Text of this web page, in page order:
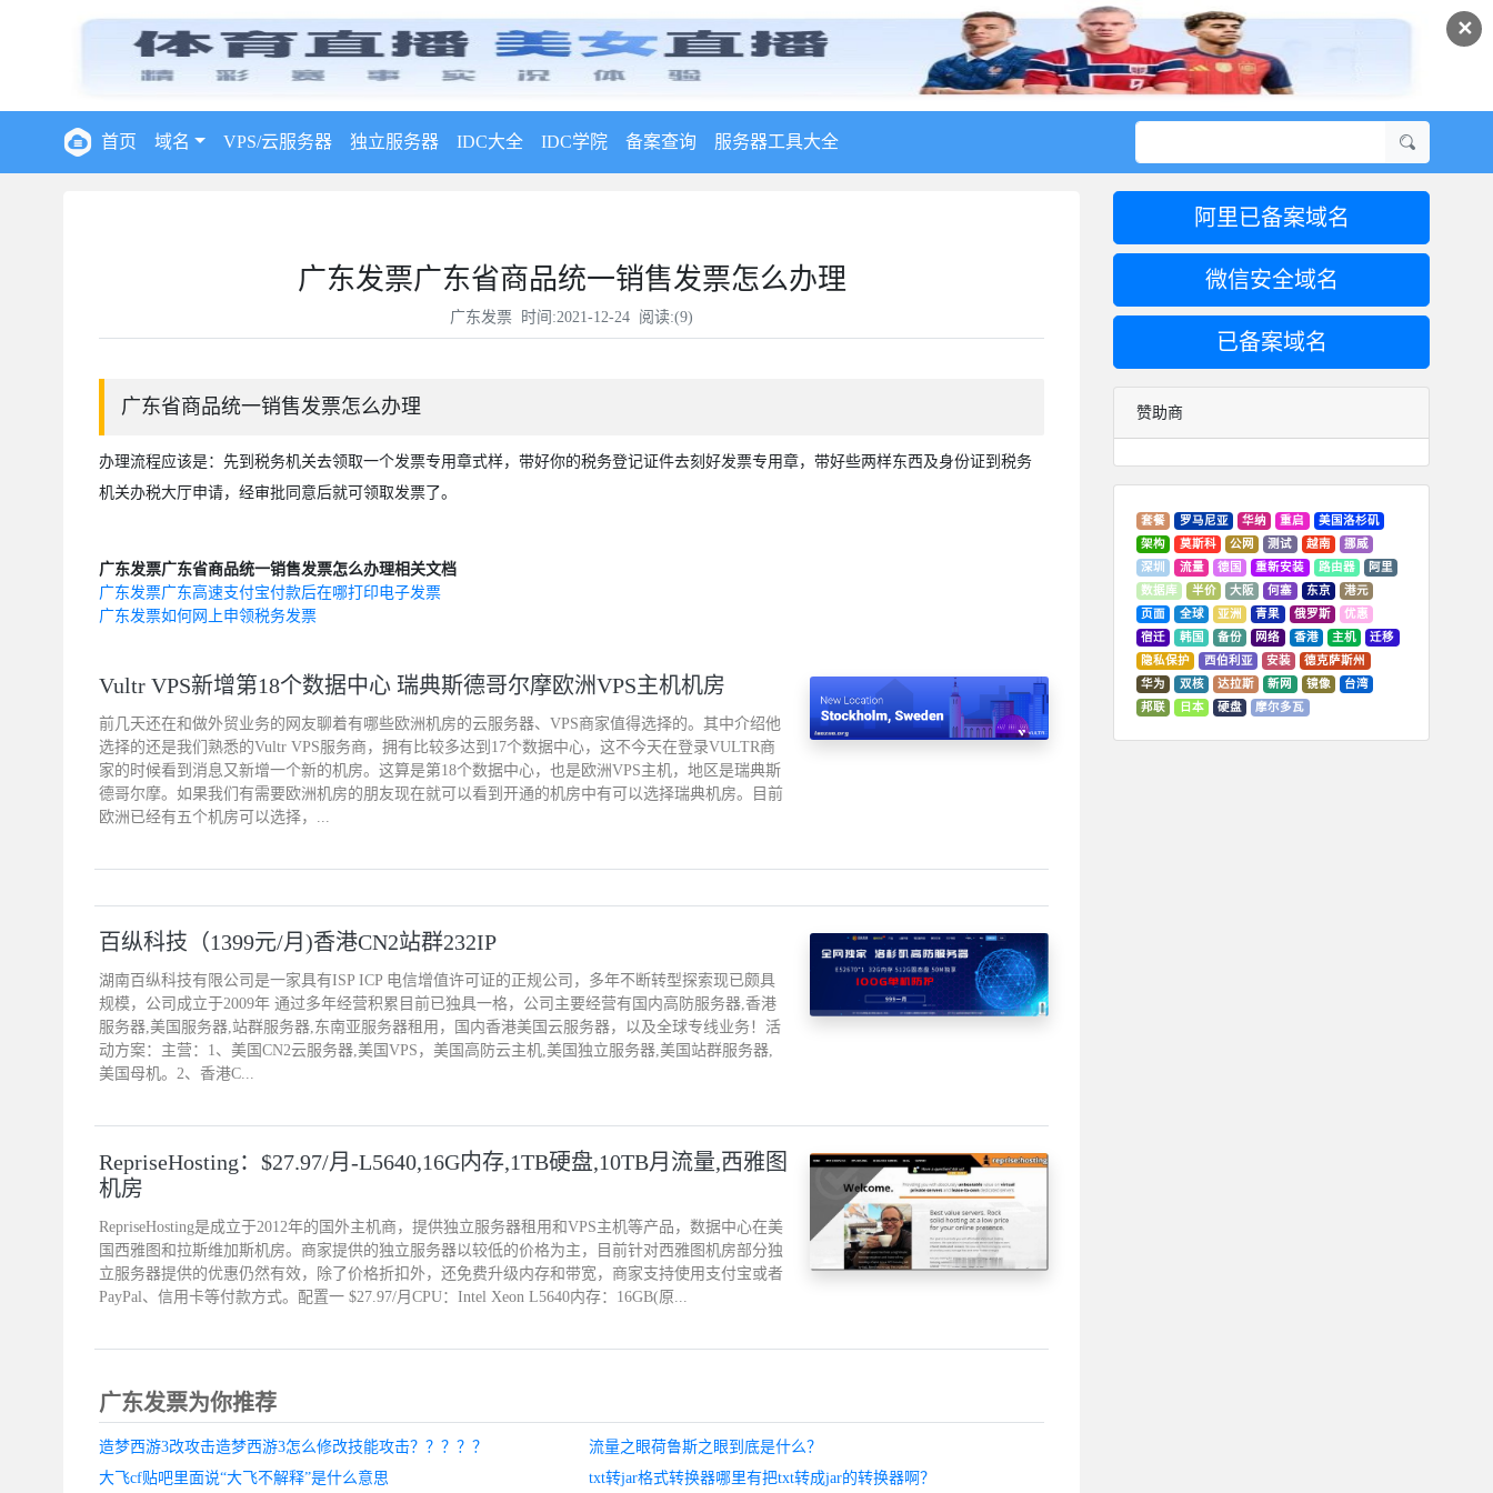
✕
首页 域名 VPS/云服务器 独立服务器 IDC大全 IDC学院 备案查询 服务器工具大全
广东发票广东省商品统一销售发票怎么办理
广东发票 时间:2021-12-24 阅读:(9)
广东省商品统一销售发票怎么办理
办理流程应该是：先到税务机关去领取一个发票专用章式样，带好你的税务登记证件去刻好发票专用章，带好些两样东西及身份证到税务
机关办税大厅申请，经审批同意后就可领取发票了。
广东发票广东省商品统一销售发票怎么办理相关文档
广东发票广东高速支付宝付款后在哪打印电子发票
广东发票如何网上申领税务发票
Vultr VPS新增第18个数据中心 瑞典斯德哥尔摩欧洲VPS主机机房
前几天还在和做外贸业务的网友聊着有哪些欧洲机房的云服务器、VPS商家值得选择的。其中介绍他
选择的还是我们熟悉的Vultr VPS服务商，拥有比较多达到17个数据中心，这不今天在登录VULTR商
家的时候看到消息又新增一个新的机房。这算是第18个数据中心，也是欧洲VPS主机，地区是瑞典斯
德哥尔摩。如果我们有需要欧洲机房的朋友现在就可以看到开通的机房中有可以选择瑞典机房。目前
欧洲已经有五个机房可以选择，...
百纵科技（1399元/月)香港CN2站群232IP
湖南百纵科技有限公司是一家具有ISP ICP 电信增值许可证的正规公司，多年不断转型探索现已颇具
规模，公司成立于2009年 通过多年经营积累目前已独具一格，公司主要经营有国内高防服务器,香港
服务器,美国服务器,站群服务器,东南亚服务器租用，国内香港美国云服务器，以及全球专线业务！活
动方案：主营：1、美国CN2云服务器,美国VPS，美国高防云主机,美国独立服务器,美国站群服务器,
美国母机。2、香港C...
RepriseHosting：$27.97/月-L5640,16G内存,1TB硬盘,10TB月流量,西雅图
机房
RepriseHosting是成立于2012年的国外主机商，提供独立服务器租用和VPS主机等产品，数据中心在美
国西雅图和拉斯维加斯机房。商家提供的独立服务器以较低的价格为主，目前针对西雅图机房部分独
立服务器提供的优惠仍然有效，除了价格折扣外，还免费升级内存和带宽，商家支持使用支付宝或者
PayPal、信用卡等付款方式。配置一 $27.97/月CPU：Intel Xeon L5640内存：16GB(原...
广东发票为你推荐
造梦西游3改攻击造梦西游3怎么修改技能攻击？？？？？
流量之眼荷鲁斯之眼到底是什么？
大飞cf贴吧里面说“大飞不解释”是什么意思
txt转jar格式转换器哪里有把txt转成jar的转换器啊？
阿里已备案域名
微信安全域名
已备案域名
赞助商
套餐 罗马尼亚 华纳 重启
美国洛杉矶
架构
莫斯科 公网 测试 越南
挪威
深圳
流量 德国 重新安装 路由器
阿里
数据库
半价 大阪 何塞 东京
港元
页面
全球 亚洲 青果 俄罗斯
优惠
宿迁
韩国 备份 网络 香港 主机
迁移
隐私保护
西伯利亚 安装
德克萨斯州
华为
双核 达拉斯 新网 镜像
台湾
邦联
日本 硬盘 摩尔多瓦